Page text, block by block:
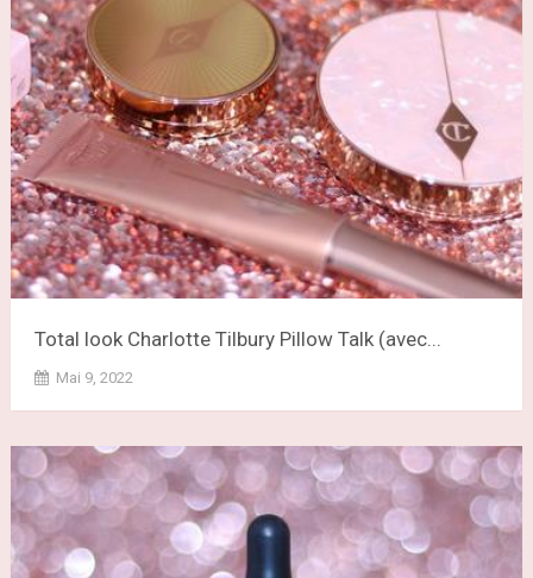
Total look Charlotte Tilbury Pillow Talk (avec...
Mai 9, 2022